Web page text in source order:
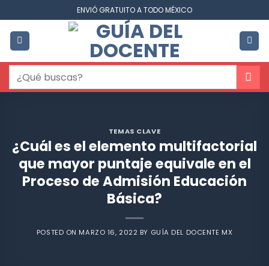
al
contenido
ENVIÓ GRATUITO A TODO MÉXICO
Buscar
por:
TEMAS CLAVE
¿Cuál es el elemento multifactorial
que mayor puntaje equivale en el
Proceso de Admisión Educación
Básica?
POSTED ON MARZO 16, 2022 BY GUÍA DEL DOCENTE MX